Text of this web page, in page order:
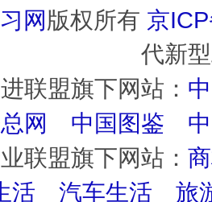
网版权所有 京
代新
联盟旗下网站：
网
中国图鉴
联盟旗下网站：
活 汽车生活 旅